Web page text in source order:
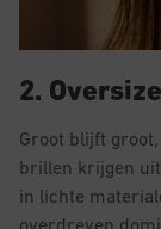
2.
Groot blijft
brillen krijgen
in lichte
overdreven